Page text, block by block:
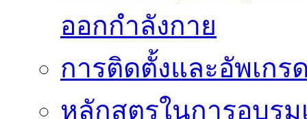
ออกกำลังกาย
การติดตั้งและอัพเกรด
หลักสูตรในการอบร